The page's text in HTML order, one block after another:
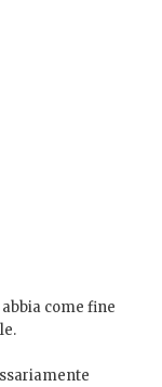
come fine